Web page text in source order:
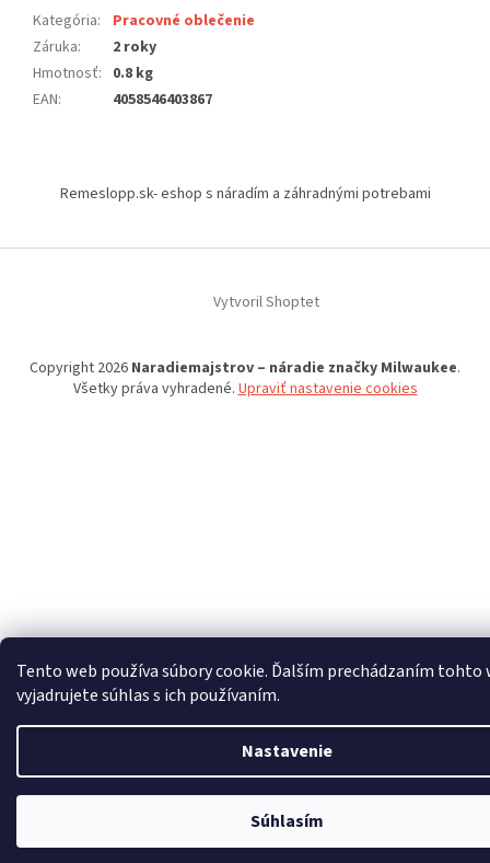
Tento web používa súbory cookie. Ďalším prechádzaním tohto
vyjadrujete súhlas s ich používaním.
Nastavenie
Súhlasím
Kategória:
Pracovné oblečenie
Záruka:
2 roky
Hmotnosť: 0.8 kg
EAN: 4058546403867
Remeslopp.sk- eshop s náradím a záhradnými potrebami
Vytvoril Shoptet
Copyright 2026 Naradiemajstrov – náradie značky Milwaukee.
Všetky práva vyhradené.Upraviť nastavenie cookies